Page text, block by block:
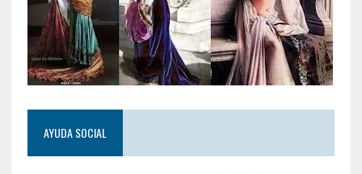
AYUDA SOCIAL